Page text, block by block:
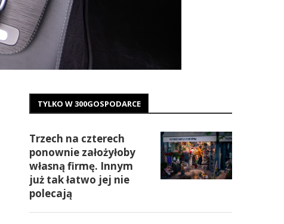
TYLKO W 300GOSPODARCE
Trzech na czterech
ponownie założyłoby
własną firmę. Innym
już tak łatwo jej nie
polecają